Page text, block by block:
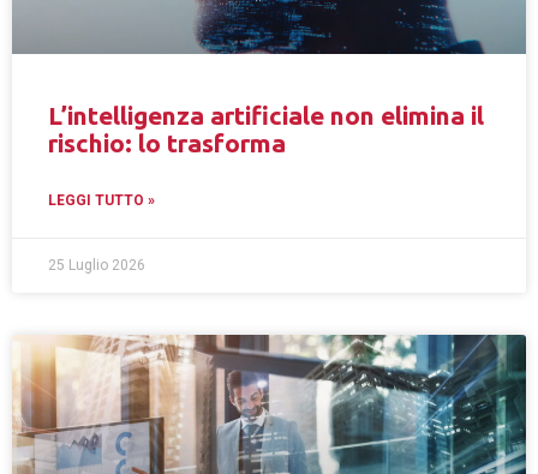
L’intelligenza artificiale non elimina il
rischio: lo trasforma
LEGGI TUTTO »
25 Luglio 2026